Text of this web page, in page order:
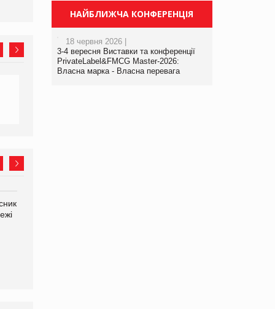
НАЙБЛИЖЧА КОНФЕРЕНЦІЯ
18 червня 2026 |
3-4 вересня Виставки та конференції
PrivateLabel&FMCG Master-2026:
Власна марка - Власна перевага